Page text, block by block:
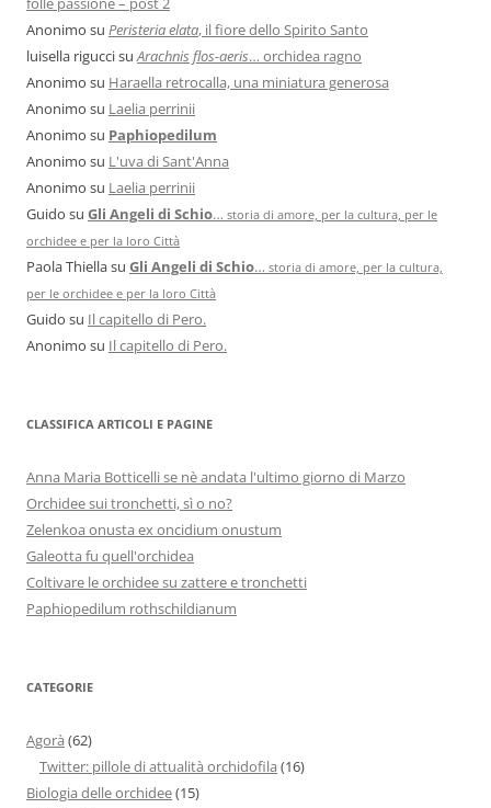
Anonimo su Peristeria elata, il fiore dello Spirito Santo
luisella riguccisuArachnis flos-aeris… orchidea ragno
Anonimo su Haraella retrocalla, una miniatura generosa
Anonimo su Laelia perrinii
Anonimo su Paphiopedilum
Anonimo su L'uva di Sant'Anna
Anonimo su Laelia perrinii
Guido su Gli Angeli di Schio… storia di amore, per la cultura, per le
orchidee e per la loro Città
Paola Thiellasu Gli Angeli di Schio… storia di amore, per la cultura,
per le orchidee e per la loro Città
Guido su Il capitello di Pero.
Anonimo su Il capitello di Pero.
CLASSIFICA ARTICOLI E PAGINE
Anna Maria Botticelli se nè andata l'ultimo giorno di Marzo
Orchidee sui tronchetti, sì o no?
Zelenkoa onusta ex oncidium onustum
Galeotta fu quell'orchidea
Coltivare le orchidee su zattere e tronchetti
Paphiopedilum rothschildianum
CATEGORIE
Agorà (62)
Twitter: pillole di attualità orchidofila (16)
Biologia delle orchidee(15)